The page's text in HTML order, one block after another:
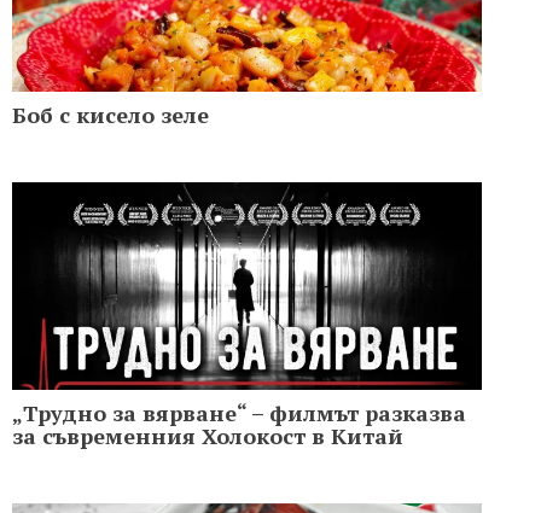
Боб с кисело зеле
„Трудно за вярване“ – филмът разказва
за съвременния Холoкост в Китай